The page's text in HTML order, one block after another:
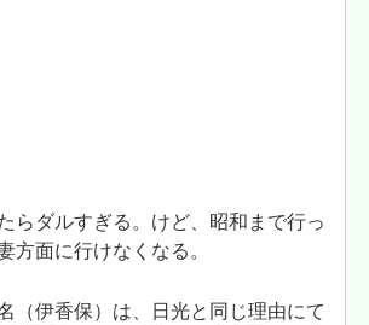
らダルすぎる。けど、昭和まで行っ
方面に行けなくなる。
（伊香保）は、日光と同じ理由にて